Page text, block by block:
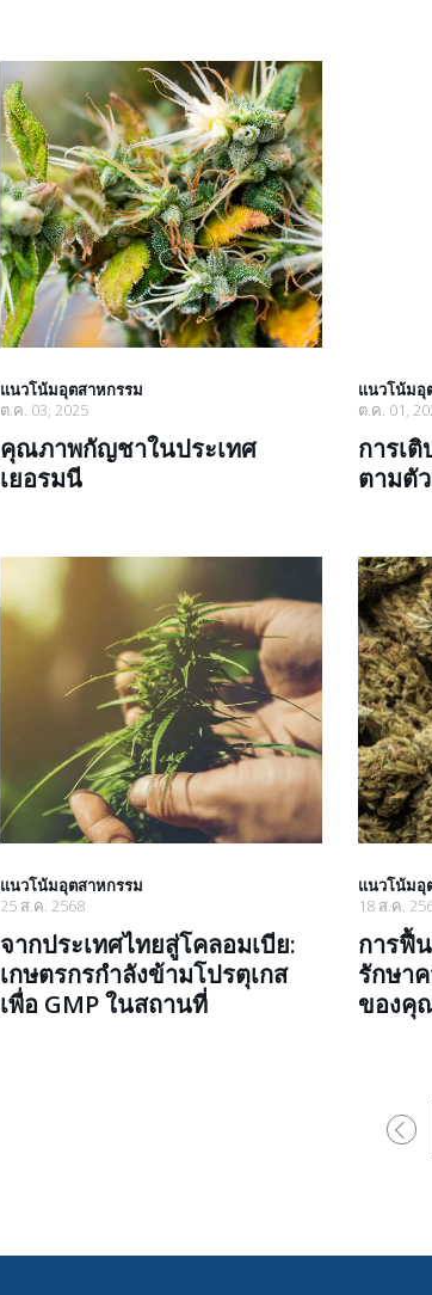
แนวโน้มอุตสาหกรรม
ต.ค. 03, 2025
คุณภาพกัญชาในประเทศ
เยอรมนี
แนวโน้มอุ
ต.ค. 01,
การเ
ตามตั
แนวโน้มอุตสาหกรรม
25 ส.ค. 2568
จากประเทศไทยสู่โคลอมเบีย:
เกษตรกรกำลังข้ามโปรตุเกส
เพื่อ GMP ในสถานที่
แนวโน้มอุ
18 ส.ค.
การฟื้
รักษา
ของคุ